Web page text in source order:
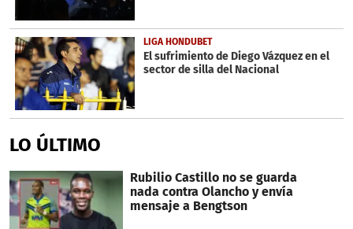
LIGA HONDUBET
El sufrimiento de Diego Vázquez en el
sector de silla del Nacional
LO ÚLTIMO
Rubilio Castillo no se guarda
nada contra Olancho y envía
mensaje a Bengtson